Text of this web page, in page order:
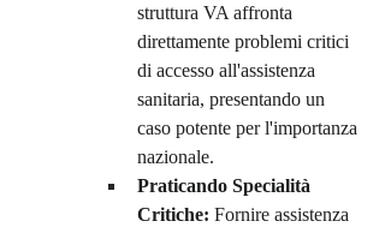
struttura VA affronta
direttamente problemi critici
di accesso all'assistenza
sanitaria, presentando un
caso potente per l'importanza
nazionale.
Praticando Specialità
Critiche: Fornire assistenza